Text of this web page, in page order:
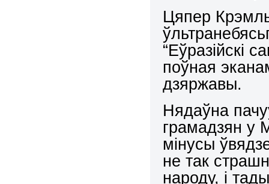
Цяпер
“Еўразійскі
поўная
дзяржавы.
Нядаўна
грамадзян у
мінусы
не так
народу, і